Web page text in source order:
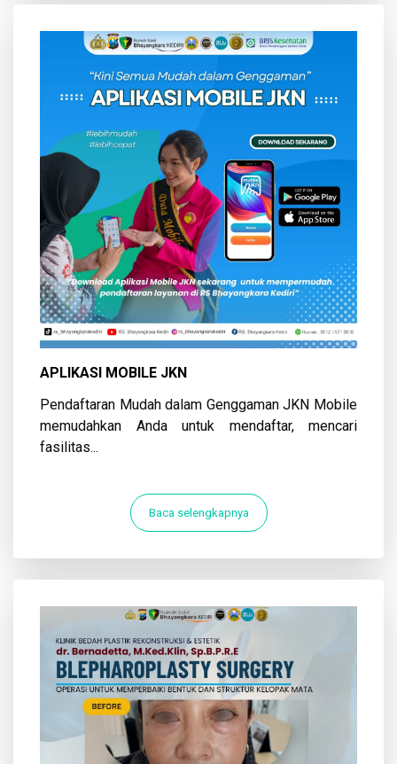
APLIKASI MOBILE JKN
Pendaftaran Mudah dalam Genggaman JKN Mobile
memudahkan Anda untuk mendaftar, mencari
fasilitas...
Baca selengkapnya